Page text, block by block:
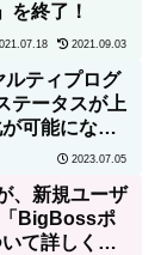
を終了！
2021.09.03
ティプログ
テータスが上
可能になり
2023.07.05
、新規ユーザ
BigBossポ
て詳しく解